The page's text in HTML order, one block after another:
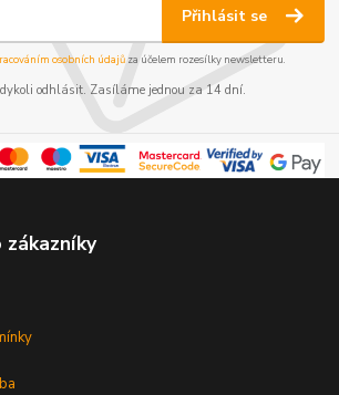
Přihlásit se
osobních údajůza účelem rozesílky newsletteru.
odhlásit. Zasíláme jednou za 14 dní.